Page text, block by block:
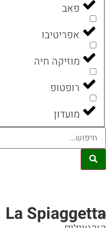
פאב
אפריטיבו
מוזיקה חיה
רופטופ
מועדון
בר
La Spiaggetta